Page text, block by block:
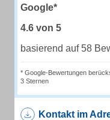
Google*
4.6 von 5
basierend auf 58
* Google-Bewertungen
3 Sternen
Kontakt im